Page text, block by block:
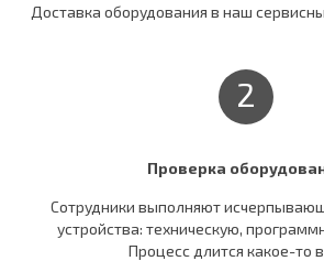
Доставка оборудования в наш
2
Проверка
Сотрудники выполняют
устройства: техническую,
Процесс длится какое-то